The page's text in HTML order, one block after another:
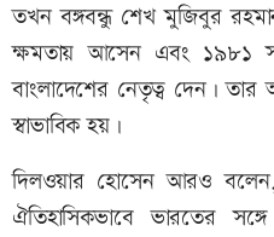
তখন বঙ্গবন্ধু শেখ মুজিবুর
ক্ষমতায় আসেন এবং ১৯৮১
বাংলাদেশের নেতৃত্ব দেন। তার
স্বাভাবিক হয়।
দিলওয়ার হোসেন আরও বলেন,
ঐতিহাসিকভাবে ভারতের